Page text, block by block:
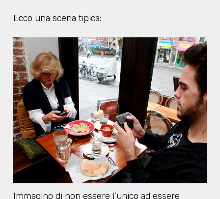
Ecco una scena tipica:
Immagino di non essere l’unico ad essere